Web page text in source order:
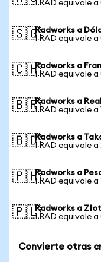
1 RAD equivale
🇸🇬Radworks a
1 RAD equivale
🇨🇭Radworks a
1 RAD equivale a
🇧🇷Radworks a
1 RAD equivale a
🇧🇩Radworks a
1 RAD equivale a
🇵🇭Radworks a
1 RAD equivale a
🇵🇱Radworks a
1 RAD equivale a
Convierte otras